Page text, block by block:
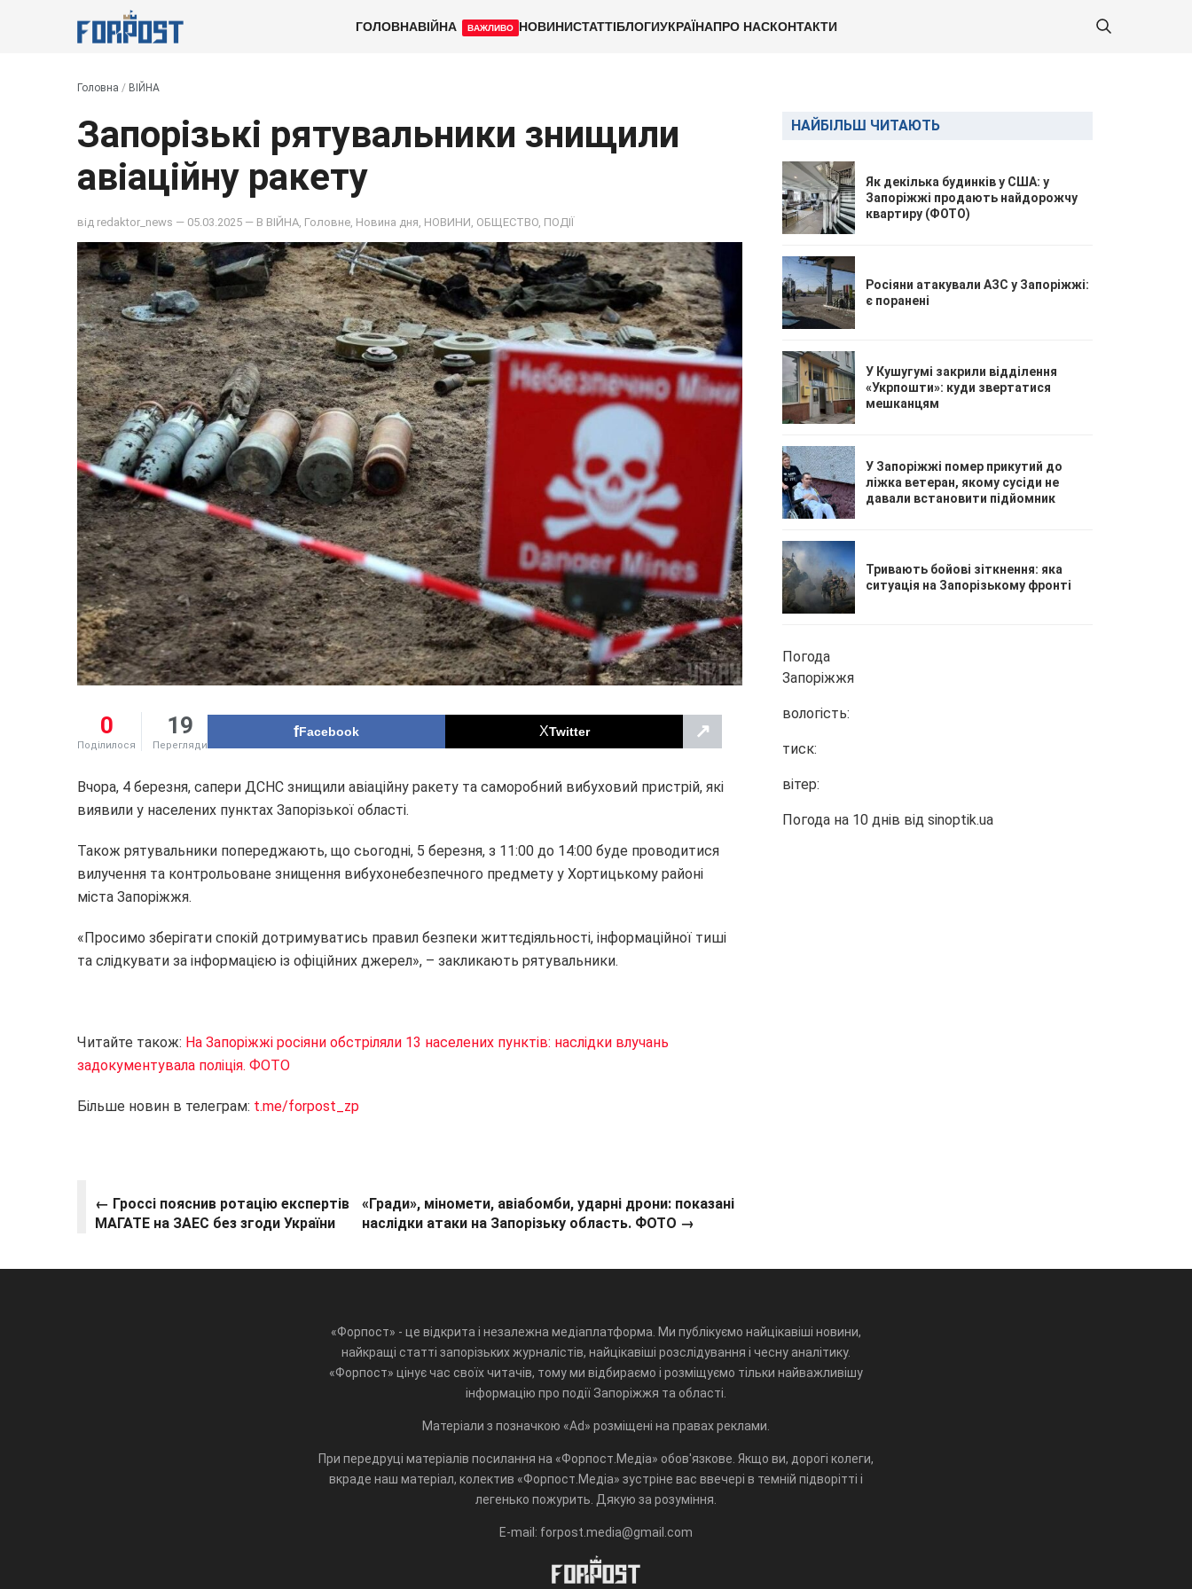
ГОЛОВНАВІЙНА ВАЖЛИВО НОВИНИСТАТТІБЛОГИУКРАЇНАПРО НАСКОНТАКТИ
Головна / ВІЙНА
Запорізькі рятувальники знищили
авіаційну ракету
від redaktor_news — 05.03.2025 — В ВІЙНА Головне Новина дня НОВИНИ ОБЩЕСТВО ПОДІЇ
0
Поділилося
19
Перегляди
Facebook Twitter ↗
Вчора, 4 березня, сапери ДСНС знищили авіаційну ракету та саморобний вибуховий пристрій, які
виявили у населених пунктах Запорізької області.
Також рятувальники попереджають, що сьогодні, 5 березня, з 11:00 до 14:00 буде проводитися
вилучення та контрольоване знищення вибухонебезпечного предмету у Хортицькому районі
міста Запоріжжя.
«Просимо зберігати спокій дотримуватись правил безпеки життєдіяльності, інформаційної тиші
та слідкувати за інформацією із офіційних джерел», – закликають рятувальники.
Читайте також: На Запоріжжі росіяни обстріляли 13 населених пунктів: наслідки влучань
задокументувала поліція. ФОТО
Більше новин в телеграм: t.me/forpost_zp
← Гроссі пояснив ротацію експертів
МАГАТЕ на ЗАЕС без згоди України
«Гради», міномети, авіабомби, ударні дрони: показані
наслідки атаки на Запорізьку область. ФОТО →
НАЙБІЛЬШ ЧИТАЮТЬ
Як декілька будинків у США: у
Запоріжжі продають найдорожчу
квартиру (ФОТО)
Росіяни атакували АЗС у Запоріжжі:
є поранені
У Кушугумі закрили відділення
«Укрпошти»: куди звертатися
мешканцям
У Запоріжжі помер прикутий до
ліжка ветеран, якому сусіди не
давали встановити підйомник
Тривають бойові зіткнення: яка
ситуація на Запорізькому фронті
Погода
Запоріжжя
вологість:
тиск:
вітер:
Погода на 10 днів від sinoptik.ua
«Форпост» - це відкрита і незалежна медіаплатформа. Ми публікуємо найцікавіші новини,
найкращі статті запорізьких журналістів, найцікавіші розслідування і чесну аналітику.
«Форпост» цінує час своїх читачів, тому ми відбираємо і розміщуємо тільки найважливішу
інформацію про події Запоріжжя та області.
Матеріали з позначкою «Ad» розміщені на правах реклами.
При передруці матеріалів посилання на «Форпост.Медіа» обов'язкове. Якщо ви, дорогі колеги,
вкраде наш матеріал, колектив «Форпост.Медіа» зустріне вас ввечері в темній підворітті і
легенько пожурить. Дякую за розуміння.
E-mail: forpost.media@gmail.com